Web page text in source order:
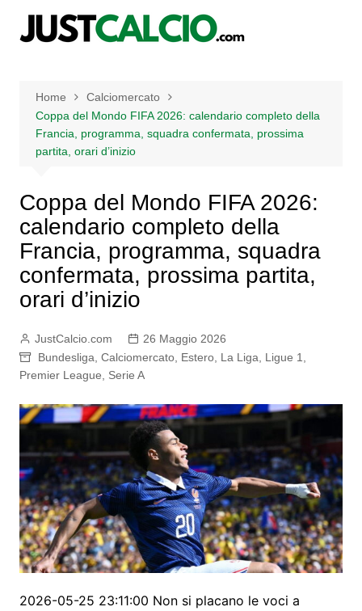
Home
Calciomercato
Coppa del Mondo FIFA 2026: calendario completo della
Francia, programma, squadra confermata, prossima
partita, orari d’inizio
Coppa del Mondo FIFA 2026:
calendario completo della
Francia, programma, squadra
confermata, prossima partita,
orari d’inizio
JustCalcio.com
26 Maggio 2026
Bundesliga Calciomercato, Estero, La Liga Ligue 1
Premier League
Serie A
2026-05-25 23:11:00 Non si placano le voci a